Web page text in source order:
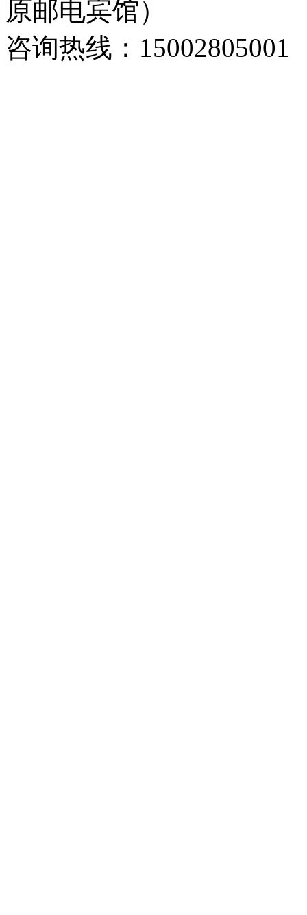
原邮电宾馆）
咨询热线：15002805001